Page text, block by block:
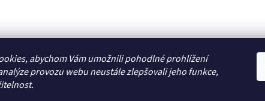
abychom Vám umožnili pohodlné prohlížení
provozu webu neustále zlepšovali jeho funkce,